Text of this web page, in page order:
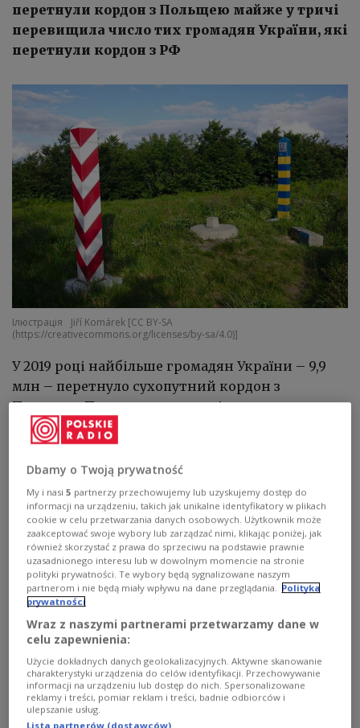
перетнули кордон з Польщею майже у тричі
перевищила число тих громадян України, які
перетнули кордон з РФ
Ілюстрація
Jiří Komárek [CC BY-SA
(https://creativecommons.org/licenses/by-sa/4.0)]
У 2019 році найбільше громадян України – 9,9
млн – перетнуло сухопутний кордон з
Польщею. Про це у середу повідомили в
Державній прикордонній службі України. На
другому місці щодо числа перетину
державного кордону опинилася Росія. Однак
звернено увагу на зменшення числа поїздок до
цієї країни.
Українські прикордонники повідомили, що
число осіб, котрі перетнули кордон з Польщею,
є аналогічним торічному.
За їхніми словами, кордон з Росією у 2019 році
перетнуло 3,9 млн громадян України, що на 6%
менше, ніж у 2018 році.
На третьому місці – Угорщина (3,4 млн осіб – на
5% більше, ніж у 2018 році).
Dbamy o Twoją prywatność
My i nasi5 partnerzy przechowujemy lub uzyskujemy dostęp do
informacji na urządzeniu, takich jak unikalne identyfikatory w plikach
cookie w celu przetwarzania danych osobowych. Użytkownik może
zaakceptować swoje wybory lub zarządzać nimi, klikając poniżej, jak
również skorzystać z prawa do sprzeciwu na podstawie prawnie
uzasadnionego interesu lub w dowolnym momencie na stronie
polityki prywatności. Te wybory będą sygnalizowane naszym
partnerom i nie będą miały wpływu na dane przeglądania. Polityka
prywatności
Wraz z naszymi partnerami przetwarzamy dane w
celu zapewnienia:
Użycie dokładnych danych geolokalizacyjnych. Aktywne skanowanie
charakterystyki urządzenia do celów identyfikacji. Przechowywanie
informacji na urządzeniu lub dostęp do nich. Spersonalizowane
reklamy i treści, pomiar reklam i treści, badnie odbiorców i
ulepszanie usług.
Lista partnerów (dostawców)